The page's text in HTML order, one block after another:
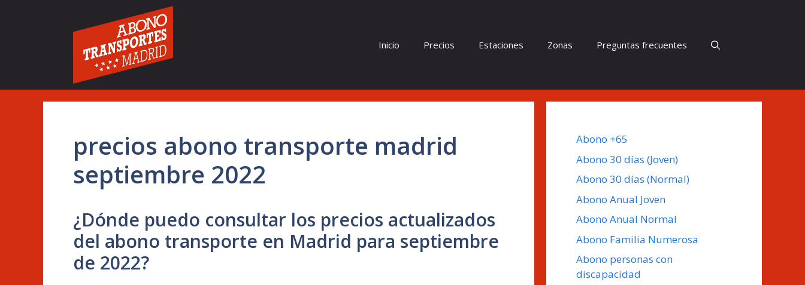
Inicio Precios Estaciones Zonas Preguntas frecuentes
precios abono transporte madrid
septiembre 2022
¿Dónde puedo consultar los precios actualizados
del abono transporte en Madrid para septiembre
de 2022?
Abono +65
Abono 30 días (Joven)
Abono 30 días (Normal)
Abono Anual Joven
Abono Anual Normal
Abono Familia Numerosa
Abono personas con
discapacidad